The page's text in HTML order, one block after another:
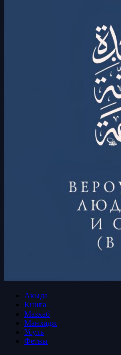
Акыда
Книга
Мазхаб
Манхадж
Усуль
Фетвы